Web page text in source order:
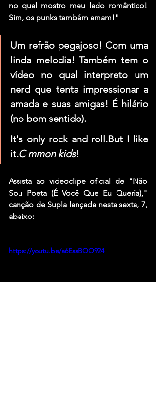
no qual mostro meu lado romântico!
Sim, os punks também amam!"
Um refrão pegajoso! Com uma
linda melodia! Também tem o
vídeo no qual interpreto um
nerd que tenta impressionar a
amada e suas amigas! É hilário
(no bom sentido).
It's only rock and roll.But I like
it.C mmon kids!
Assista ao videoclipe oficial de "Não
Sou Poeta (É Você Que Eu Queria),"
canção de Supla lançada nesta sexta, 7,
abaixo:
https://youtu.be/a6EssBQO924